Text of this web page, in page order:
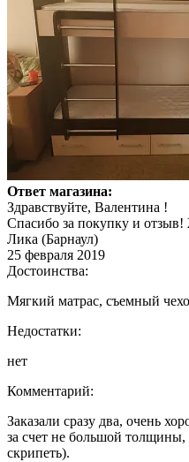
Ответ магазина:
Здравствуйте, Валентина !
Спасибо за покупку и
Лика (Барнаул)
25 февраля 2019
Достоинства:
Мягкий матрас, съемный
Недостатки:
нет
Комментарий:
Заказали сразу два, очень
за счет не большой
скрипеть).